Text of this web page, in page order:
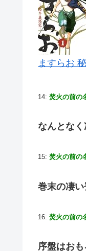
ますらお
14: 焚火の前の
なんとな
15: 焚火の前の
巻末の凄
16: 焚火の前の
序盤はお